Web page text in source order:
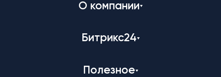
О компании
Битрикс24
Полезное